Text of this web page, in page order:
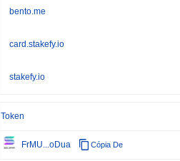
bento.me
card.stakefy.io
stakefy.io
Token
FrMU...oDua Cópia De